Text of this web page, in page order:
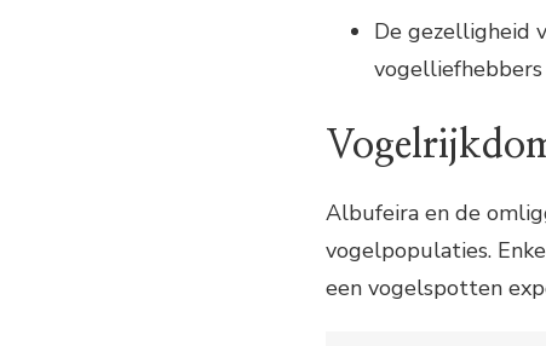
De gezelligheid
vogelliefhebbers
Albufeira en de
vogelpopulaties.
een vogelspotten